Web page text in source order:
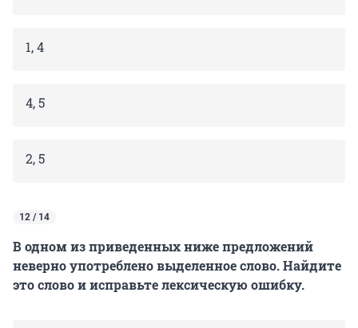
1, 4
4, 5
2, 5
12 / 14
В одном из приведенных ниже предложений
неверно употреблено выделенное слово. Найдите
это слово и исправьте лексическую ошибку.